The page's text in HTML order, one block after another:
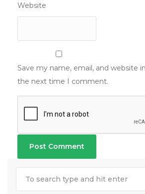
Website
Save my name, email, and website
the next time I comment.